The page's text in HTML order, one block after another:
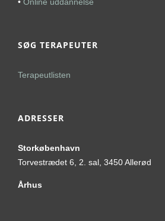
SØG TERAPEUTER
Terapeutlisten
ADRESSER
Storkøbenhavn
Torvestrædet 6, 2. sal, 3450 Allerød
Århus